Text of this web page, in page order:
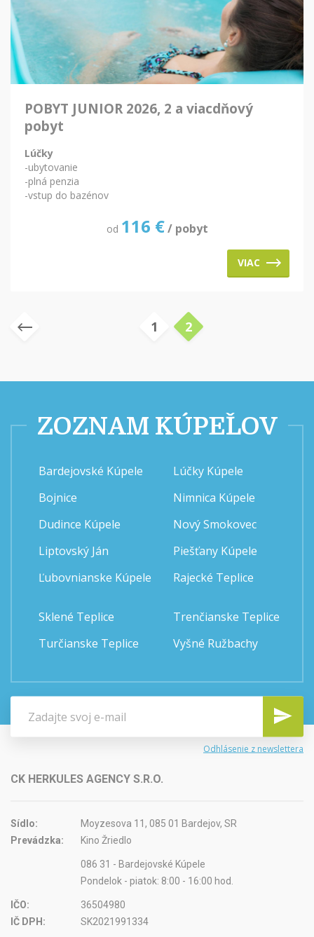
POBYT JUNIOR 2026, 2 a viacdňový
pobyt
Lúčky
-ubytovanie
-plná penzia
-vstup do bazénov
od 116 € / pobyt
VIAC
1 2
ZOZNAM KÚPEĽOV
Bardejovské Kúpele
Bojnice
Dudince Kúpele
Liptovský Ján
Ľubovnianske Kúpele
Lúčky Kúpele
Nimnica Kúpele
Nový Smokovec
Piešťany Kúpele
Rajecké Teplice
Sklené Teplice
Turčianske Teplice
Trenčianske Teplice
Vyšné Ružbachy
Odhlásenie z newslettera
CK HERKULES AGENCY S.R.O.
Sídlo:
Moyzesova 11, 085 01 Bardejov, SR
Prevádzka:
Kino Žriedlo
086 31 - Bardejovské Kúpele
Pondelok - piatok: 8:00 - 16:00 hod.
IČO:
36504980
IČ DPH:
SK2021991334